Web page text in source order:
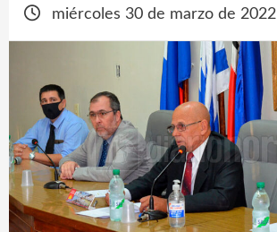
miércoles 30 de marzo de 2022